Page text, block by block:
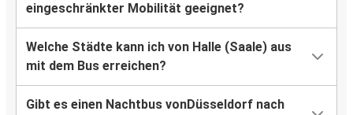
eingeschränkter Mobilität geeignet?
Welche Städte kann ich von Halle (Saale) aus
mit dem Bus erreichen?
Gibt es einen Nachtbus vonDüsseldorf nach